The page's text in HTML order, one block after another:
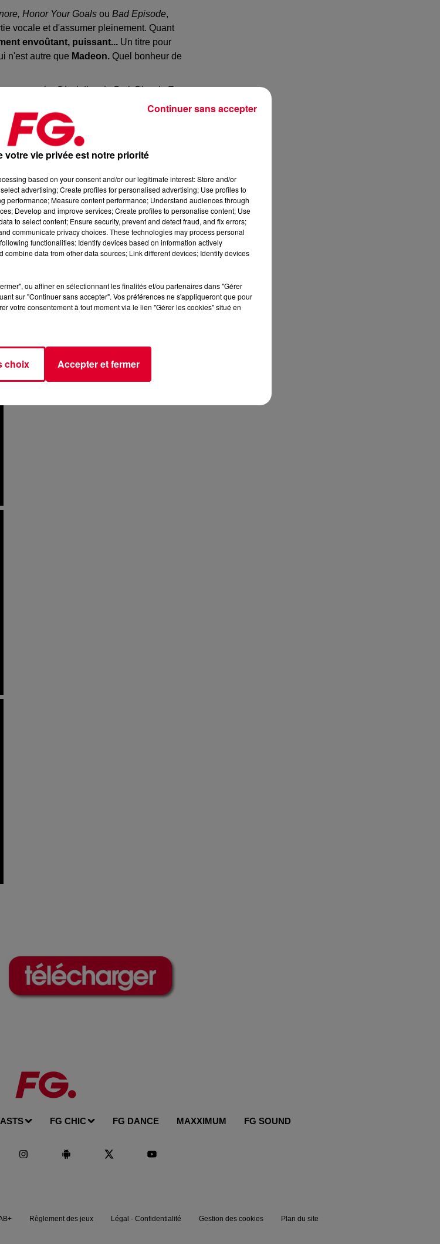
Honor Your Goals ou Bad Episode,
vocale et d'assumer pleinement. Quant
envoûtant, puissant... Un titre pour
n'est autre que Madeon. Quel bonheur de
tout entierDisciplinede Petit Biscuit. Et
de ses albums, cela prend du temps
FG CHIC FG DANCE MAXXIMUM FG SOUND
Règlement des jeux Légal - Confidentialité Gestion des cookies Plan du site
votre vie privée est notre priorité
based on your consent and/or our legitimate interest: Store and/or
advertising; Create profiles for personalised advertising; Use profiles to
performance; Measure content performance; Understand audiences through
Develop and improve services; Create profiles to personalise content; Use
to select content; Ensure security, prevent and detect fraud, and fix errors;
communicate privacy choices. These technologies may process personal
functionalities: Identify devices based on information actively
data from other data sources; Link different devices; Identify devices
ou affiner en sélectionnant les finalités et/ou partenaires dans "Gérer
sur "Continuer sans accepter". Vos préférences ne s'appliqueront que pour
votre consentement à tout moment via le lien "Gérer les cookies" situé en
choix Accepter et fermer
Continuer sans accepter